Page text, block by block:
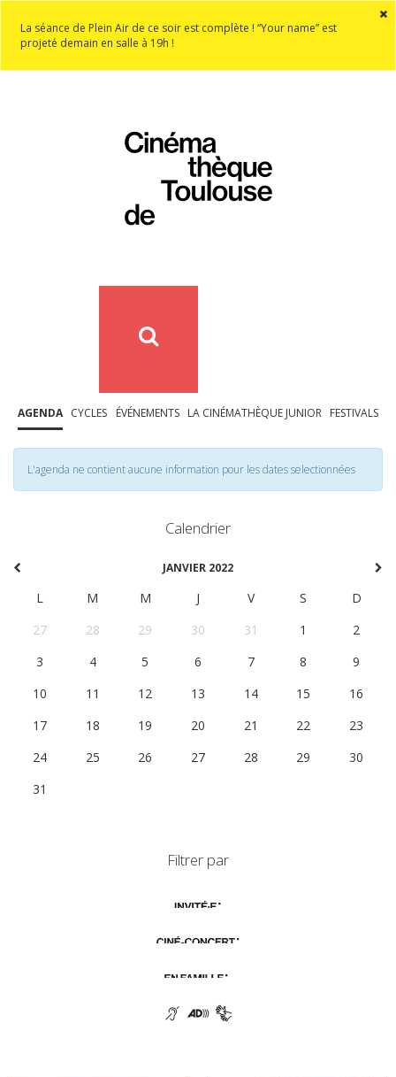
La séance de Plein Air de ce soir est complète ! “Your name” est
projeté demain en salle à 19h !
AGENDA CYCLES ÉVÉNEMENTS LA CINÉMATHÈQUE JUNIOR FESTIVALS
L'agenda ne contient aucune information pour les dates selectionnées
Calendrier
JANVIER 2022
L M M J V S
D
27
28 29 30 31 1
2
3
4 5 6 7 8
9
10
11 12 13 14 15
16
17
18 19 20 21 22
23
24
25 26 27 28 29
30
31
Filtrer par